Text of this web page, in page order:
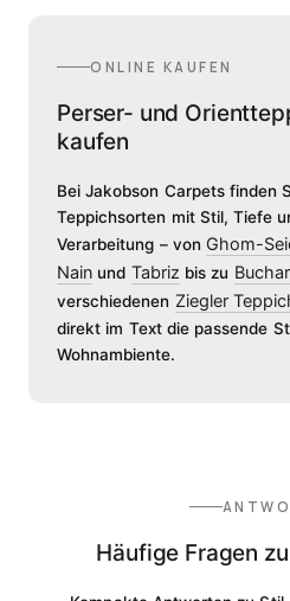
ONLINE KAUFEN
Perser- und
kaufen
Bei Jakobson Carpets finden
Teppichsorten mit Stil, Tiefe
Verarbeitung – von Ghom-
Nain und Tabriz bis zu
verschiedenen Ziegler
direkt im Text die passende
Wohnambiente.
Häufige Fragen